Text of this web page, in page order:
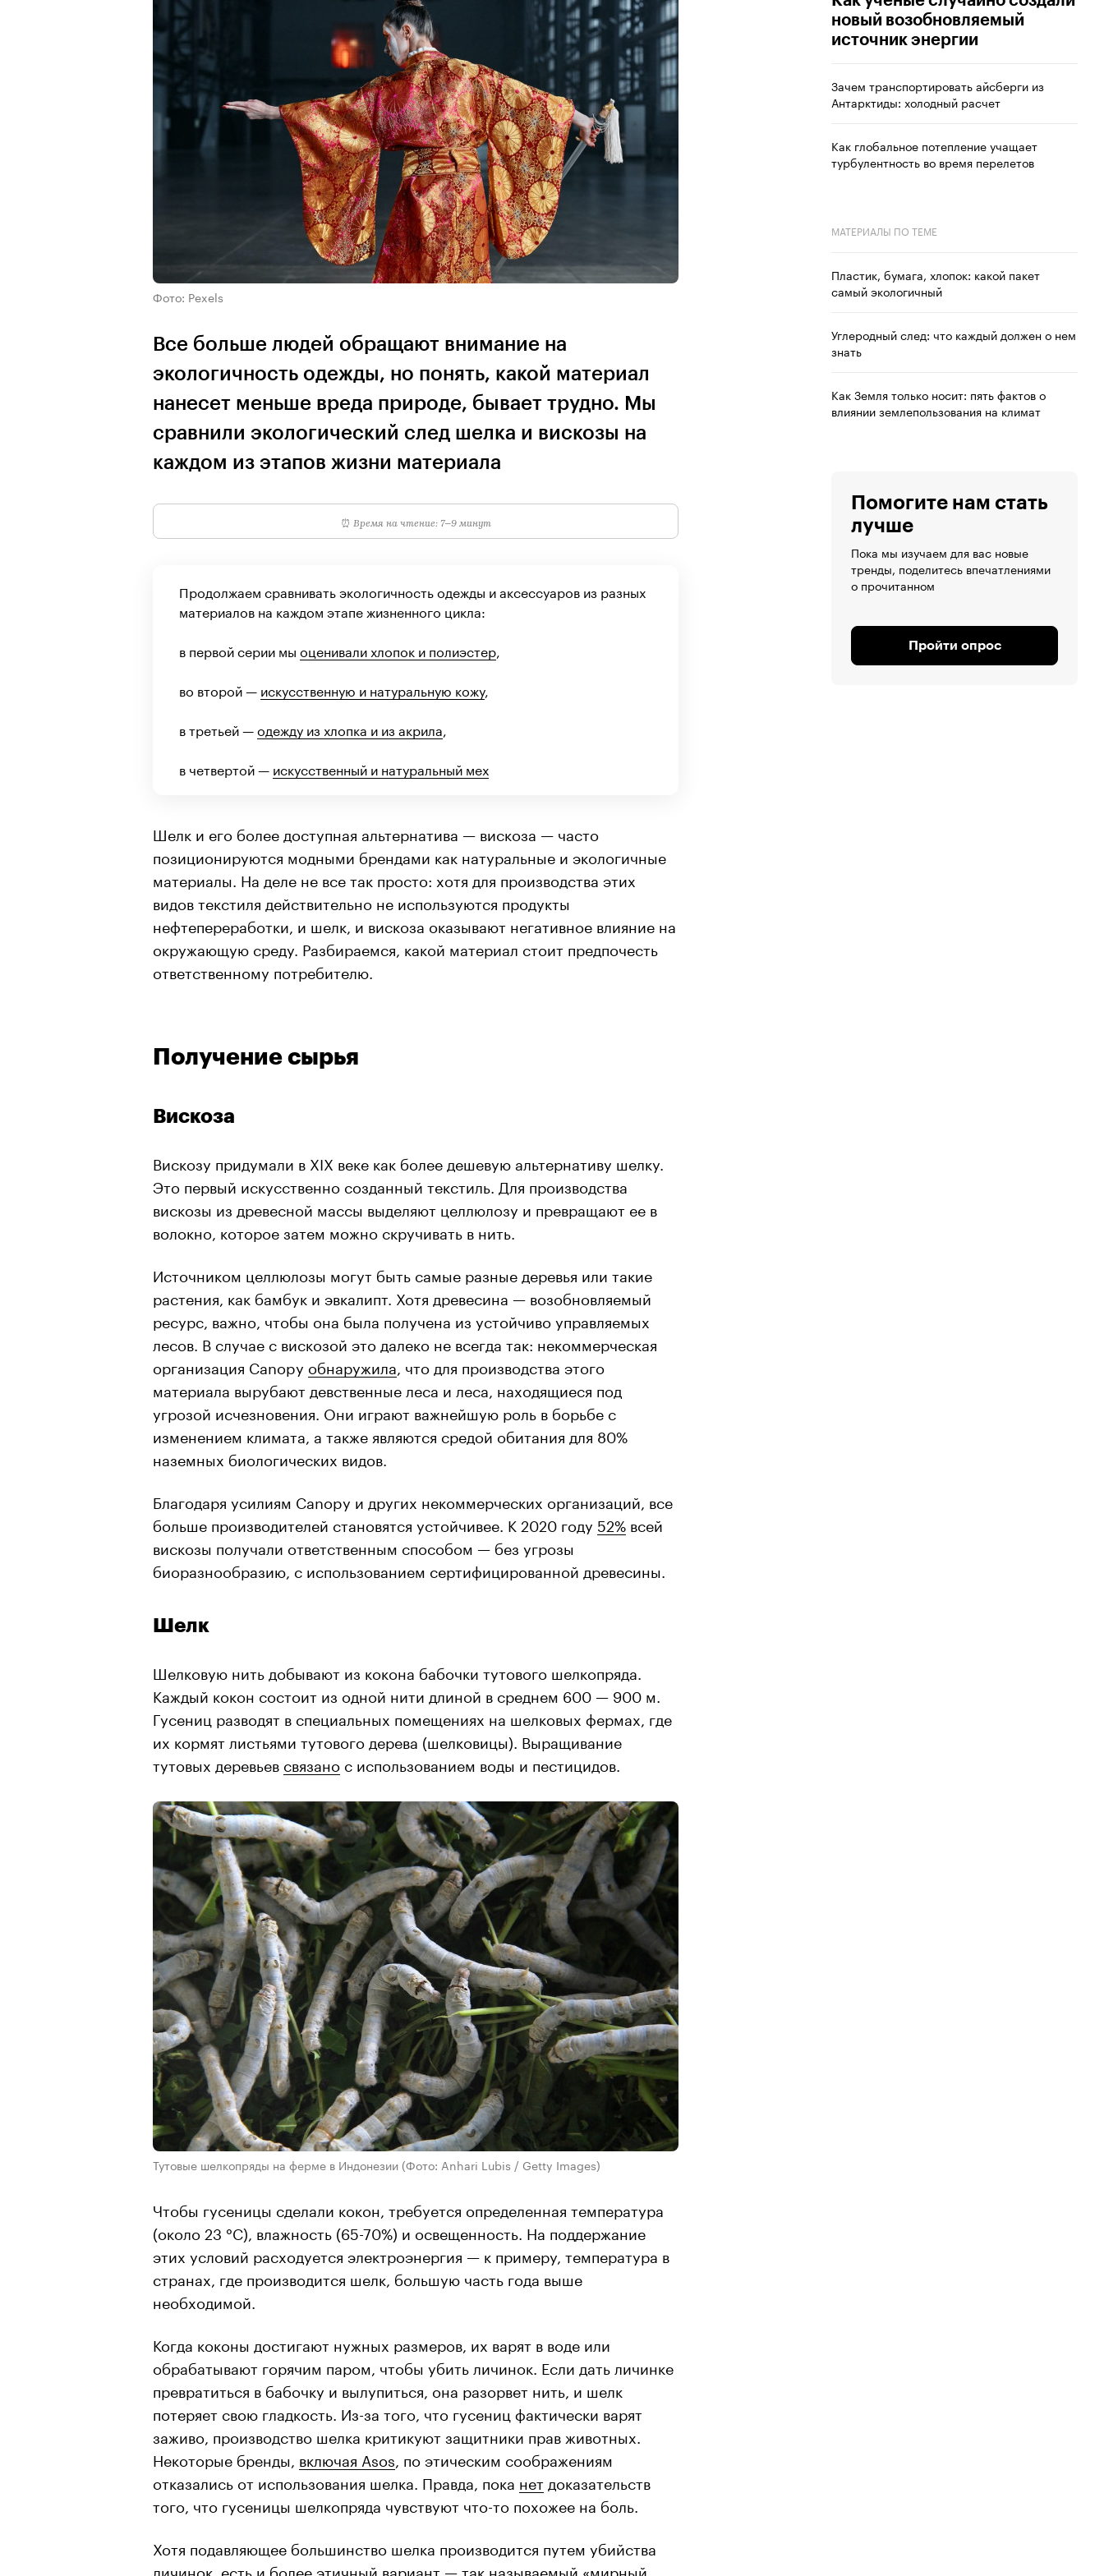
Фото: Pexels
Все больше людей обращают внимание на
экологичность одежды, но понять, какой материал
нанесет меньше вреда природе, бывает трудно. Мы
сравнили экологический след шелка и вискозы на
каждом из этапов жизни материала
⏰ Время на чтение: 7–9 минут
Продолжаем сравнивать экологичность одежды и аксессуаров из разных
материалов на каждом этапе жизненного цикла:
в первой серии мы оценивали хлопок и полиэстер
во второй — искусственную и натуральную кожу,
в третьей —одежду из хлопка и из акрила
в четвертой — искусственный и натуральный мех
Шелк и его более доступная альтернатива — вискоза — часто
позиционируются модными брендами как натуральные и экологичные
материалы. На деле не все так просто: хотя для производства этих
видов текстиля действительно не используются продукты
нефтепереработки, и шелк, и вискоза оказывают негативное влияние на
окружающую среду. Разбираемся, какой материал стоит предпочесть
ответственному потребителю.
Получение сырья
Вискоза
Вискозу придумали в XIX веке как более дешевую альтернативу шелку.
Это первый искусственно созданный текстиль. Для производства
вискозы из древесной массы выделяют целлюлозу и превращают ее в
волокно, которое затем можно скручивать в нить.
Источником целлюлозы могут быть самые разные деревья или такие
растения, как бамбук и эвкалипт. Хотя древесина — возобновляемый
ресурс, важно, чтобы она была получена из устойчиво управляемых
лесов. В случае с вискозой это далеко не всегда так: некоммерческая
организация Canopy обнаружила , что для производства этого
материала вырубают девственные леса и леса, находящиеся под
угрозой исчезновения. Они играют важнейшую роль в борьбе с
изменением климата, а также являются средой обитания для 80%
наземных биологических видов.
Благодаря усилиям Canopy и других некоммерческих организаций, все
больше производителей становятся устойчивее. К 2020 году 52% всей
вискозы получали ответственным способом — без угрозы
биоразнообразию, с использованием сертифицированной древесины.
Шелк
Шелковую нить добывают из кокона бабочки тутового шелкопряда.
Каждый кокон состоит из одной нити длиной в среднем 600 — 900 м.
Гусениц разводят в специальных помещениях на шелковых фермах, где
их кормят листьями тутового дерева (шелковицы). Выращивание
тутовых деревьев связано с использованием воды и пестицидов.
Тутовые шелкопряды на ферме в Индонезии (Фото: Anhari Lubis / Getty Images)
Чтобы гусеницы сделали кокон, требуется определенная температура
(около 23 °C), влажность (65-70%) и освещенность. На поддержание
этих условий расходуется электроэнергия — к примеру, температура в
странах, где производится шелк, большую часть года выше
необходимой.
Когда коконы достигают нужных размеров, их варят в воде или
обрабатывают горячим паром, чтобы убить личинок. Если дать личинке
превратиться в бабочку и вылупиться, она разорвет нить, и шелк
потеряет свою гладкость. Из-за того, что гусениц фактически варят
заживо, производство шелка критикуют защитники прав животных.
Некоторые бренды, включая Asos , по этическим соображениям
отказались от использования шелка. Правда, пока нет доказательств
того, что гусеницы шелкопряда чувствуют что-то похожее на боль.
Хотя подавляющее большинство шелка производится путем убийства
личинок, есть и более этичный вариант — так называемый «мирный
новый возобновляемый
источник энергии
Зачем транспортировать айсберги из
Антарктиды: холодный расчет
Как глобальное потепление учащает
турбулентность во время перелетов
МАТЕРИАЛЫ ПО ТЕМЕ
Пластик, бумага, хлопок: какой пакет
самый экологичный
Углеродный след: что каждый должен о нем
знать
Как Земля только носит: пять фактов о
влиянии землепользования на климат
Помогите нам стать
лучше
Пока мы изучаем для вас новые
тренды, поделитесь впечатлениями
о прочитанном
Пройти опрос